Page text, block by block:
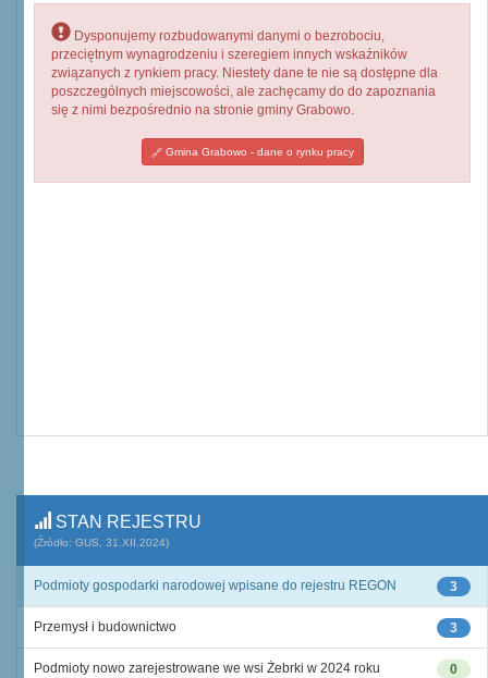
Dysponujemy rozbudowanymi danymi o bezrobociu,
przeciętnym wynagrodzeniu i szeregiem innych wskaźników
związanych z rynkiem pracy. Niestety dane te nie są dostępne dla
poszczególnych miejscowości, ale zachęcamy do do zapoznania
się z nimi bezpośrednio na stronie gminy Grabowo.
Gmina Grabowo - dane o rynku pracy
STAN REJESTRU
(Źródło: GUS, 31.XII.2024)
3
Podmioty gospodarki narodowej wpisane do rejestru REGON
3
Przemysł i budownictwo
0
Podmioty nowo zarejestrowane we wsi Żebrki w 2024 roku